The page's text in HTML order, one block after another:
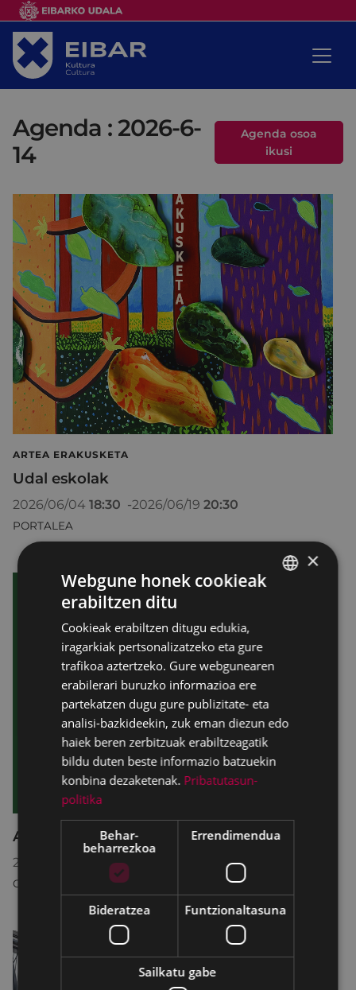
Agenda : 2026-6-
14
Agenda osoa
ikusi
ARTEA ERAKUSKETA
Udal eskolak
2026/06/04 18:30 -2026/06/19 20:30
PORTALEA
Asteburuko zine karteldegia
2026/06/12 2026/06/15
COLISEO ANTZOKIA
×
Webgune honek cookieak
erabiltzen ditu
Cookieak erabiltzen ditugu edukia,
iragarkiak pertsonalizatzeko eta gure
trafikoa aztertzeko. Gure webgunearen
erabilerari buruzko informazioa ere
partekatzen dugu gure publizitate- eta
analisi-bazkideekin, zuk eman diezun edo
haiek beren zerbitzuak erabiltzeagatik
bildu duten beste informazio batzuekin
konbina dezaketenak. Pribatutasun-
politika
Behar-
beharrezkoa
Errendimendua
Bideratzea Funtzionaltasuna
Sailkatu gabe